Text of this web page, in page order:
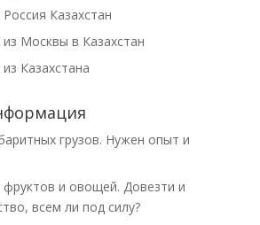
Казахстан
из Москвы в Казахстан
Казахстана
грузов. Нужен опыт и
фруктов и овощей. Довезти и
всем ли под силу?